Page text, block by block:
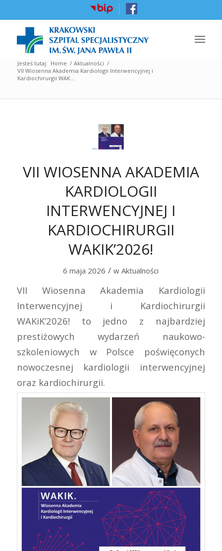
Jesteś tutaj: Home / Aktualności /
VII Wiosenna Akademia Kardiologii Interwencyjnej i
Kardiochirurgii WAK...
VII WIOSENNA AKADEMIA
KARDIOLOGII
INTERWENCYJNEJ I
KARDIOCHIRURGII
WAKIK’2026!
6 maja 2026 / wAktualności
VII Wiosenna Akademia Kardiologii
Interwencyjnej i Kardiochirurgii
WAKiK’2026! to jedno z najbardziej
prestiżowych wydarzeń naukowo-
szkoleniowych w Polsce poświęconych
nowoczesnej kardiologii interwencyjnej
oraz kardiochirurgii.